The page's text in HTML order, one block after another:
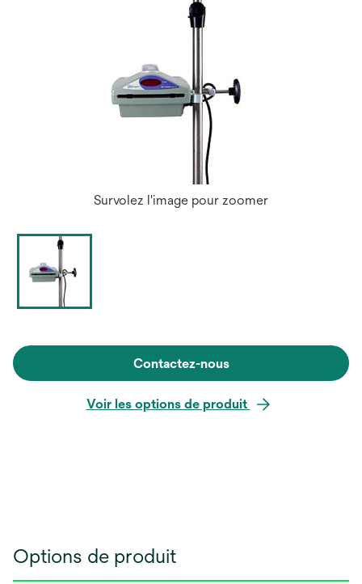
Survolez l'image pour zoomer
Contactez-nous
Voir les options de produit
Options de produit